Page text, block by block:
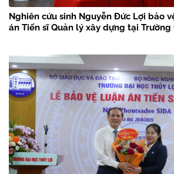
Nghiên cứu sinh Nguyễn Đức Lợi bảo
án Tiến sĩ Quản lý xây dựng tại